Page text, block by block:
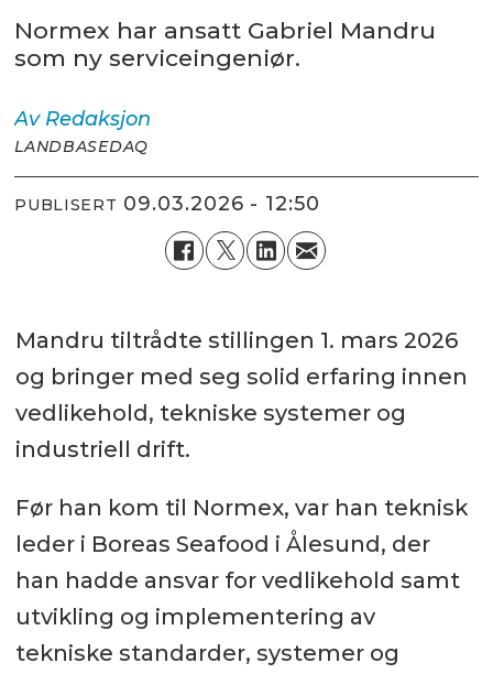
Normex har ansatt Gabriel Mandru
som ny serviceingeniør.
Av Redaksjon
LANDBASEDAQ
PUBLISERT 09.03.2026 - 12:50
Mandru tiltrådte stillingen 1. mars 2026
og bringer med seg solid erfaring innen
vedlikehold, tekniske systemer og
industriell drift.
Før han kom til Normex, var han teknisk
leder i Boreas Seafood i Ålesund, der
han hadde ansvar for vedlikehold samt
utvikling og implementering av
tekniske standarder, systemer og